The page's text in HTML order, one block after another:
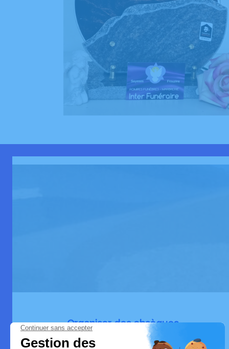
Organiser des obsèques
Dans le cadre du décès d’un proche, de